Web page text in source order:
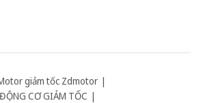
giảm tốc Zdmotor
ĐỘNG CƠ GIẢM TỐC